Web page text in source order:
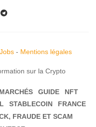
Jobs- Mentions légales
sur la Crypto
MARCHÉS GUIDE
NFT
STABLECOIN
FRANCE
FRAUDE ET SCAM